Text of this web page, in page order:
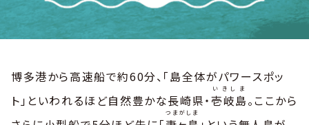
博多港から高速船で約60分、「島全体がパワースポッ
ト」といわれるほど自然豊かな長崎県・壱岐島
いきしま
。ここから
つまがしま